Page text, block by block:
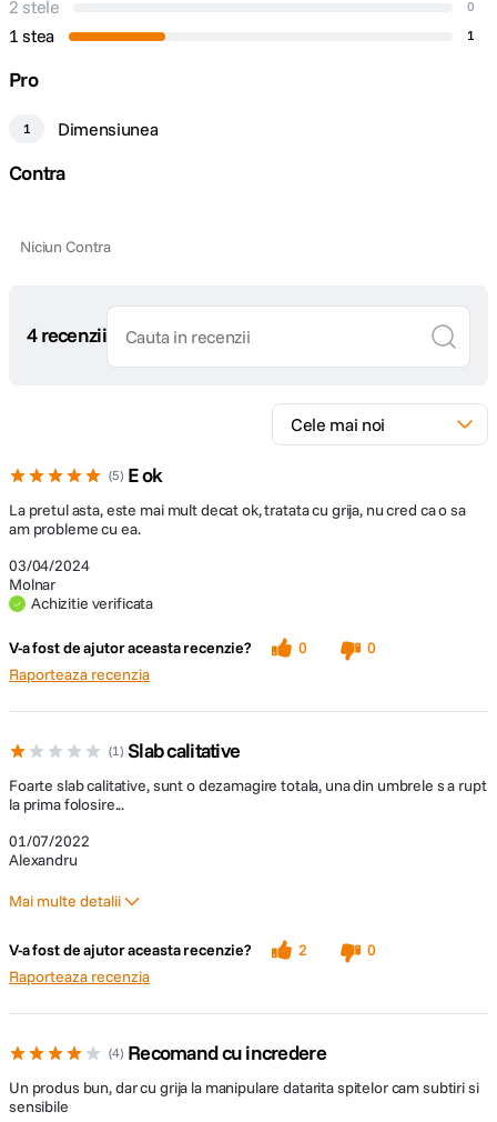
2 stele 0
1 stea 1
Pro
1 Dimensiunea
Contra
Niciun Contra
4 recenzii
5 E ok
03/04/2024
Molnar
Achizitie verificata
La pretul asta, este mai mult decat ok, tratata cu grija, nu cred ca o sa
am probleme cu ea.
V-a fost de ajutor aceasta recenzie? 0
0
Raporteaza recenzia
1 Slab calitative
01/07/2022
Alexandru
Foarte slab calitative, sunt o dezamagire totala, una din umbrele s a rupt
la prima folosire...
Mai multe detalii
Dimensiunea
V-a fost de ajutor aceasta recenzie? 2
0
Raporteaza recenzia
4 Recomand cu incredere
Un produs bun, dar cu grija la manipulare datarita spitelor cam subtiri si
sensibile